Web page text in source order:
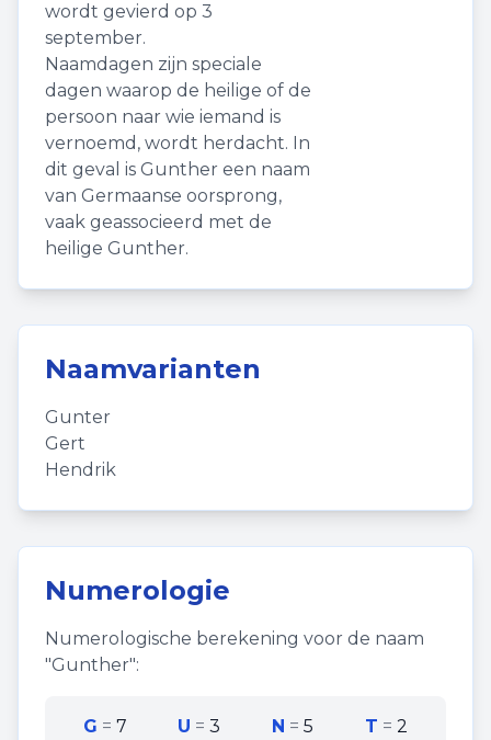
wordt gevierd op 3
september.
Naamdagen zijn speciale
dagen waarop de heilige of de
persoon naar wie iemand is
vernoemd, wordt herdacht. In
dit geval is Gunther een naam
van Germaanse oorsprong,
vaak geassocieerd met de
heilige Gunther.
Naamvarianten
Gunter
Gert
Hendrik
Numerologie
Numerologische berekening voor de naam
"Gunther":
G = 7 U = 3 N = 5 T = 2